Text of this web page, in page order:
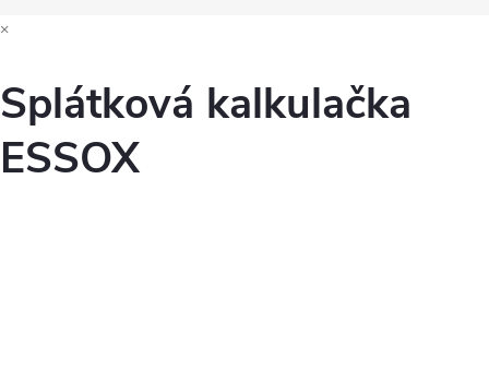
×
Splátková kalkulačka
ESSOX